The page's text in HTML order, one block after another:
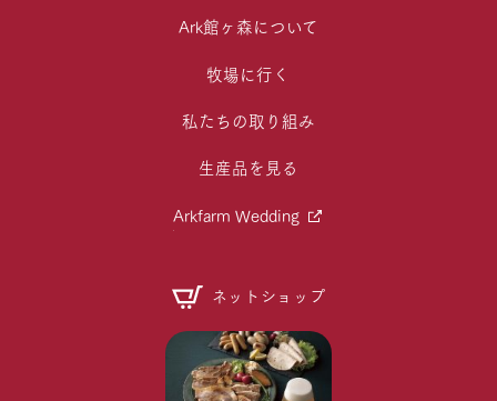
Ark館ヶ森について
牧場に行く
私たちの取り組み
生産品を見る
Arkfarm Wedding
ネットショップ